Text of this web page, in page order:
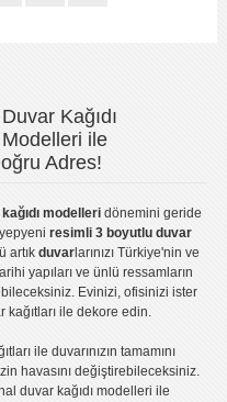
Kağıdı
ile
Adres!
modelleridönemini geride
resimli 3 boyutlu duvar
artık duvarlarınızı Türkiye'nin ve
yapıları ve ünlü ressamların
Evinizi, ofisinizi ister
kağıtlarıile dekore edin.
ile duvarınızın tamamını
havasını değiştirebileceksiniz.
duvar kağıdı modelleri ile